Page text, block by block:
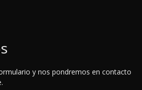
y nos pondremos en contacto